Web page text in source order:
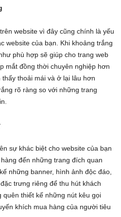
website vì đây cũng chính là yếu
website của bạn. Khi khoảng trắng
phù hợp sẽ giúp cho trang web
mắt đồng thời chuyên nghiệp hơn
thoải mái và ở lại lâu hơn
rõ ràng so với những trang
sự khác biệt cho website của bạn
đến những trang đích quan
những banner, hình ảnh độc đáo,
trưng riêng để thu hút khách
quên thiết kế những nút kêu gọi
khích mua hàng của người tiêu